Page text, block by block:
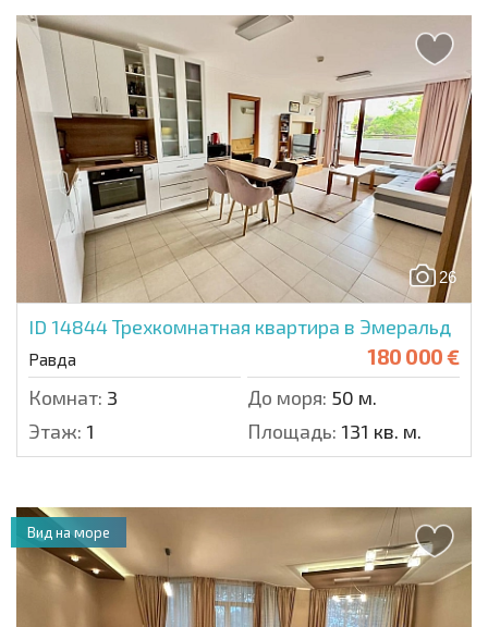
26
ID 14844Трехкомнатная квартира в Эмеральд
Равда 180 000 €
Комнат: 3 До моря: 50 м.
Этаж: 1 Площадь: 131 кв. м.
Вид на море